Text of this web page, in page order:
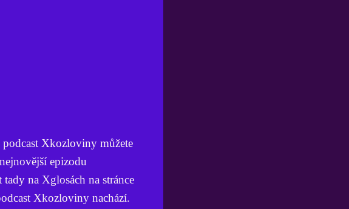
Xkozloviny můžete
epizodu
na Xglosách na stránce
Xkozloviny nachází.